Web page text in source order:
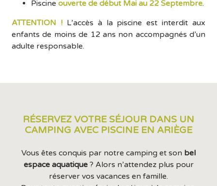
Piscine ouverte de début Mai au 22 Septembre.
ATTENTION !L’accès à la piscine est interdit aux
enfants de moins de 12 ans non accompagnés d’un
adulte responsable.
RÉSERVEZ VOTRE SÉJOUR DANS UN
CAMPING AVEC PISCINE EN ARIÈGE
Vous êtes conquis par notre camping et son bel
espace aquatique? Alors n’attendez plus pour
réserver vos vacances en famille.